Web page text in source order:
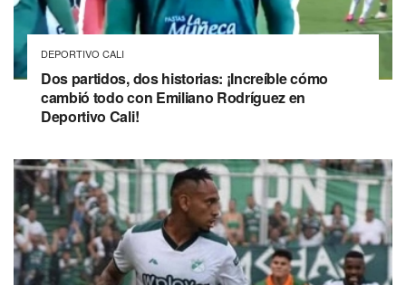
DEPORTIVO CALI
Dos partidos, dos historias: ¡Increíble cómo
cambió todo con Emiliano Rodríguez en
Deportivo Cali!